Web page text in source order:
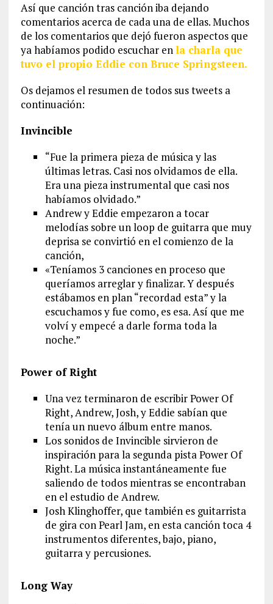
Así que canción tras canción iba dejando
comentarios acerca de cada una de ellas. Muchos
de los comentarios que dejó fueron aspectos que
ya habíamos podido escuchar enla charla que
tuvo el propio Eddie con Bruce Springsteen.
Os dejamos el resumen de todos sus tweets a
continuación:
Invincible
“Fue la primera pieza de música y las
últimas letras. Casi nos olvidamos de ella.
Era una pieza instrumental que casi nos
habíamos olvidado.”
Andrew y Eddie empezaron a tocar
melodías sobre un loop de guitarra que muy
deprisa se convirtió en el comienzo de la
canción,
«Teníamos 3 canciones en proceso que
queríamos arreglar y finalizar. Y después
estábamos en plan “recordad esta” y la
escuchamos y fue como, es esa. Así que me
volví y empecé a darle forma toda la
noche.”
Power of Right
Una vez terminaron de escribir Power Of
Right, Andrew, Josh, y Eddie sabían que
tenía un nuevo álbum entre manos.
Los sonidos de Invincible sirvieron de
inspiración para la segunda pista Power Of
Right. La música instantáneamente fue
saliendo de todos mientras se encontraban
en el estudio de Andrew.
Josh Klinghoffer, que también es guitarrista
de gira con Pearl Jam, en esta canción toca 4
instrumentos diferentes, bajo, piano,
guitarra y percusiones.
Long Way